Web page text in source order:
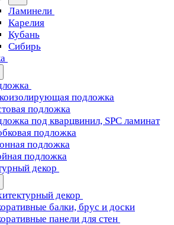
Ламинели
Карелия
Кубань
Сибирь
подложка
подложка
под кварцвинил, SPC ламинат
подложка
подложка
подложка
декор
декор
балки, брус и доски
панели для стен